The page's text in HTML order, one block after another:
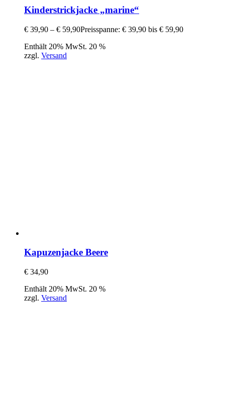
Kinderstrickjacke „marine“
€ 39,90 – € 59,90Preisspanne: € 39,90 bis € 59,90
Enthält 20% MwSt. 20 %
zzgl. Versand
Kapuzenjacke Beere
€ 34,90
Enthält 20% MwSt. 20 %
zzgl. Versand